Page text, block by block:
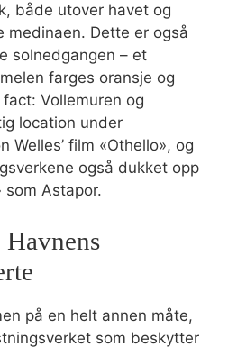
både utover havet og
medinaen. Dette er også
solnedgangen – et
farges oransje og
Vollemuren og
location under
Welles’ film «Othello», og
også dukket opp
som Astapor.
Havnens
på en helt annen måte,
som beskytter